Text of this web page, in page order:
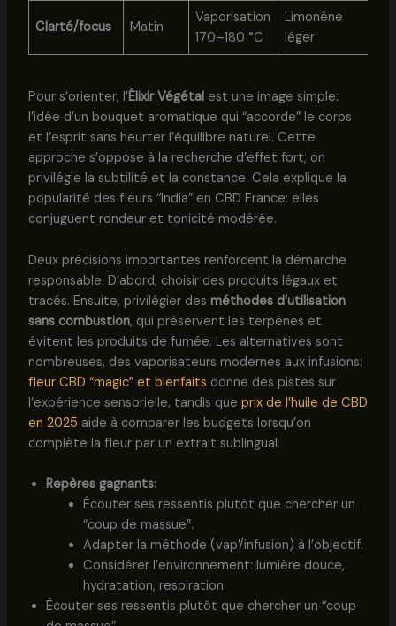
Clarté/focus Matin
Vaporisation
170–180 °C
Limonène
léger
Pour s’orienter, l’Élixir Végétalest une image simple:
l’idée d’un bouquet aromatique qui “accorde” le corps
et l’esprit sans heurter l’équilibre naturel. Cette
approche s’oppose à la recherche d’effet fort; on
privilégie la subtilité et la constance. Cela explique la
popularité des fleurs “India” en CBD France: elles
conjuguent rondeur et tonicité modérée.
Deux précisions importantes renforcent la démarche
responsable. D’abord, choisir des produits légaux et
tracés. Ensuite, privilégier des méthodes d’utilisation
sans combustion, qui préservent les terpènes et
évitent les produits de fumée. Les alternatives sont
nombreuses, des vaporisateurs modernes aux infusions:
fleur CBD “magic” et bienfaits donne des pistes sur
l’expérience sensorielle, tandis que prix de l’huile de CBD
en 2025 aide à comparer les budgets lorsqu’on
complète la fleur par un extrait sublingual.
Repères gagnants:
Écouter ses ressentis plutôt que chercher un
“coup de massue”.
Adapter la méthode (vap’/infusion) à l’objectif.
Considérer l’environnement: lumière douce,
hydratation, respiration.
Écouter ses ressentis plutôt que chercher un “coup